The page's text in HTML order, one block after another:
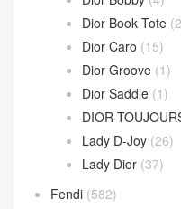
Wallace Bag(10)
Celine(340)
Chanel(669)
Dior
(508)
30 Montaigne(9)
Dior Bobby(4)
Dior Book Tote
Dior Caro